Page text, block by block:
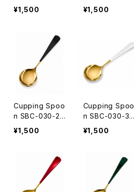
W40mm✕H16
0mm 名入れ無
ッピングスプー
ンご購入者様限
定！SNOW BEA
NS COFFEE ロ
ゴ入りオリジナ
ルスプーンケー
¥1,500
W40mm✕H16
0mm 名入れ無
ーンご購入者様
限定！SNOW B
EANS COFFEE
ロゴ入りオリジ
¥1,500
Cupping Spoo
n SBC-030-2
W43mm✕H160
mm 名入れ無料
ック】☆カッピン
グスプーンご購
入者様限定！SN
OW BEANS C
¥1,500
Cupping Spoo
n SBC-030-3
W43mm✕H160
mm 名入れ無料
イト】☆カッピン
グスプーンご購
入者様限定！SN
OW BEANS C
¥1,500